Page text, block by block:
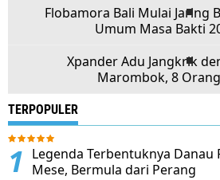
Flobamora Bali Mulai Jaring
Umum Masa Bakti
Xpander Adu Jangkrik
Marombok, 8
TERPOPULER
Legenda Terbentuknya Danau
Mese, Bermula dari Perang